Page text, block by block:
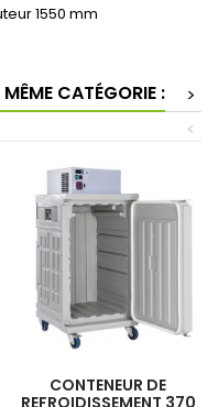
1550 mm
CATÉGORIE :
>
<
CONTENEUR DE